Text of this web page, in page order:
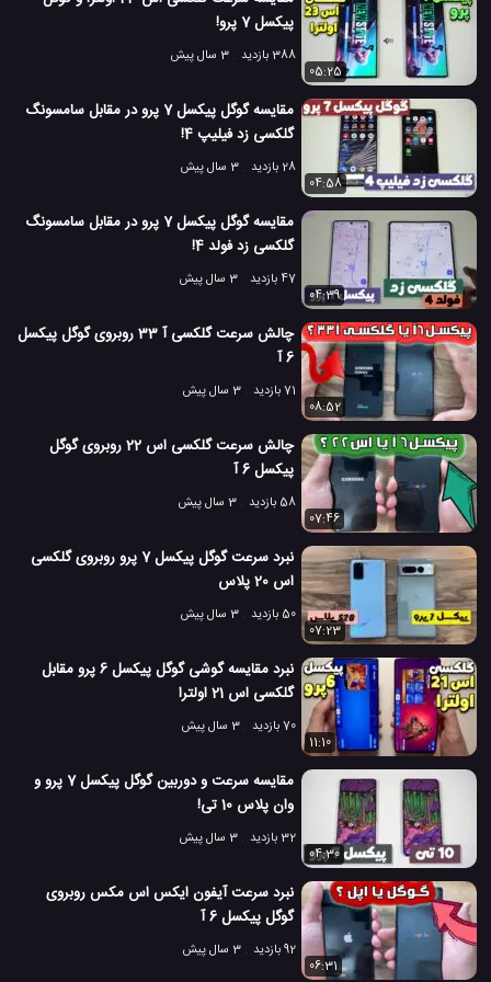
معرفی گوشی گلکسی A12 سامسونگ # موبایل پیکسل 3 گوگل
# موبایل گلکسی A12 سامسونگ
5 سال پیش بررسی تکنولوژی
پیکسل 7 پرو!
388 بازدید
3 سال پیش
05:25
مقایسه گوگل پیکسل 7 پرو در مقابل سامسونگ
گلکسی زد فیلیپ 4!
28 بازدید
3 سال پیش
04:58
مقایسه گوگل پیکسل 7 پرو در مقابل سامسونگ
گلکسی زد فولد 4!
47 بازدید
3 سال پیش
04:39
چالش سرعت گلکسی آ 33 روبروی گوگل پیکسل
6 آ
71 بازدید
3 سال پیش
08:52
چالش سرعت گلکسی اس 22 روبروی گوگل
پیکسل 6 آ
58 بازدید
3 سال پیش
07:46
نبرد سرعت گوگل پیکسل 7 پرو روبروی گلکسی
اس 20 پلاس
50 بازدید
3 سال پیش
07:23
نبرد مقایسه گوشی گوگل پیکسل 6 پرو مقابل
گلکسی اس 21 اولترا
70 بازدید
3 سال پیش
11:10
مقایسه سرعت و دوربین گوگل پیکسل 7 پرو و
وان پلاس 10 تی!
32 بازدید
3 سال پیش
04:30
نبرد سرعت آیفون ایکس اس مکس روبروی
گوگل پیکسل 6 آ
92 بازدید
3 سال پیش
06:31